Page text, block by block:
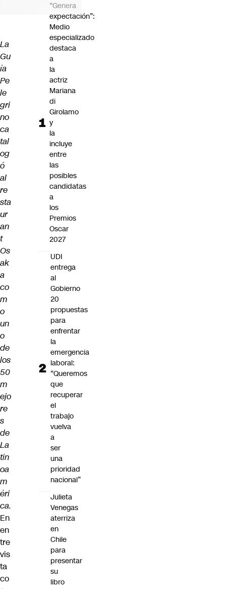
La
Gu
ía
Pe
le
gri
no
ca
tal
og
ó
al
re
sta
ur
an
t
Os
ak
a
co
m
o
un
o
de
los
50
m
ejo
re
s
de
La
tin
oa
m
éri
ca.
En
en
tre
vis
ta
co
“Genera
expectación”:
Medio
especializado
destaca
a
la
actriz
Mariana
di
Girolamo
y
la
incluye
entre
las
posibles
candidatas
a
los
Premios
Oscar
2027
UDI
entrega
al
Gobierno
20
propuestas
para
enfrentar
la
emergencia
laboral:
“Queremos
que
recuperar
el
trabajo
vuelva
a
ser
una
prioridad
nacional”
Julieta
Venegas
aterriza
en
Chile
para
presentar
su
libro